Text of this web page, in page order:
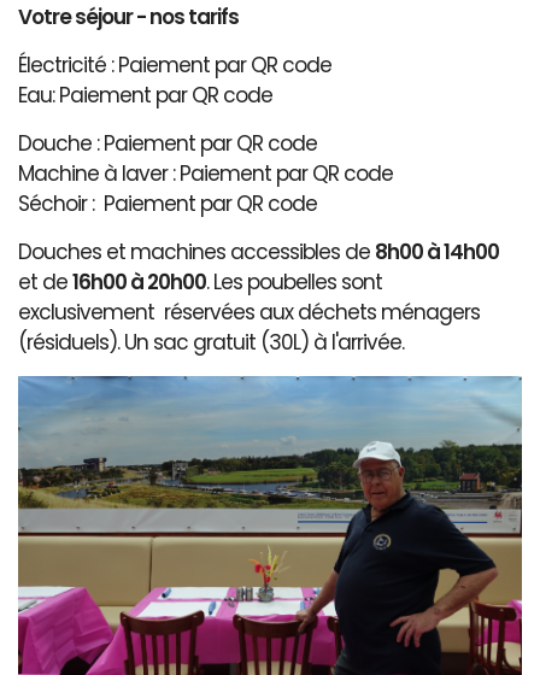
Votre séjour - nos tarifs
Électricité : Paiement par QR code
Eau: Paiement par QR code
Douche : Paiement par QR code
Machine à laver : Paiement par QR code
Séchoir : Paiement par QR code
Douches et machines accessibles de 8h00 à 14h00
et de16h00 à 20h00. Les poubelles sont
exclusivement réservées aux déchets ménagers
(résiduels). Un sac gratuit (30L) à l'arrivée.